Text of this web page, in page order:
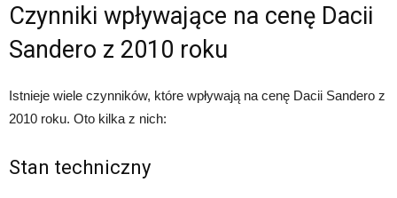
Czynniki wpływające na cenę Dacii
Sandero z 2010 roku
Istnieje wiele czynników, które wpływają na cenę Dacii Sandero z
2010 roku. Oto kilka z nich:
Stan techniczny